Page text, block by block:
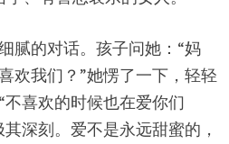
腻的对话。孩子问她：“妈
欢我们？”她愣了一下，轻轻
喜欢的时候也在爱你们
深刻。爱不是永远甜蜜的，